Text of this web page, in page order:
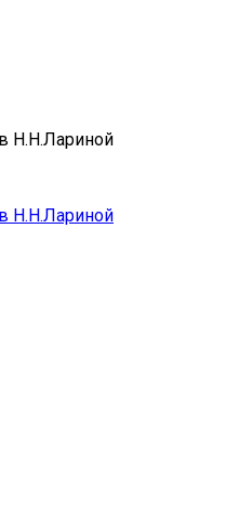
Н.Н.Лариной
Н.Н.Лариной